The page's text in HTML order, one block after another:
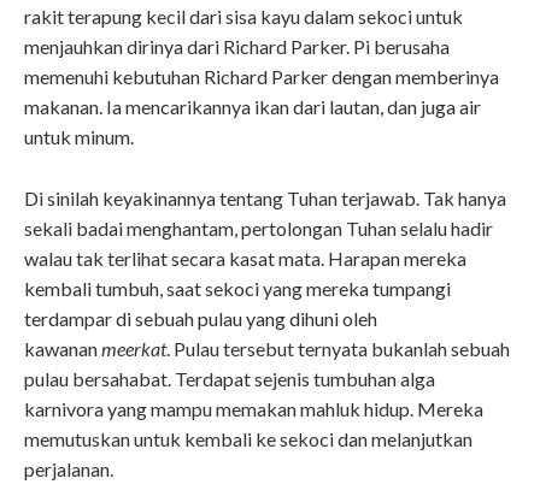
rakit terapung kecil dari sisa kayu dalam sekoci untuk
menjauhkan dirinya dari Richard Parker. Pi berusaha
memenuhi kebutuhan Richard Parker dengan memberinya
makanan. Ia mencarikannya ikan dari lautan, dan juga air
untuk minum.
Di sinilah keyakinannya tentang Tuhan terjawab. Tak hanya
sekali badai menghantam, pertolongan Tuhan selalu hadir
walau tak terlihat secara kasat mata. Harapan mereka
kembali tumbuh, saat sekoci yang mereka tumpangi
terdampar di sebuah pulau yang dihuni oleh
kawananmeerkat. Pulau tersebut ternyata bukanlah sebuah
pulau bersahabat. Terdapat sejenis tumbuhan alga
karnivora yang mampu memakan mahluk hidup. Mereka
memutuskan untuk kembali ke sekoci dan melanjutkan
perjalanan.